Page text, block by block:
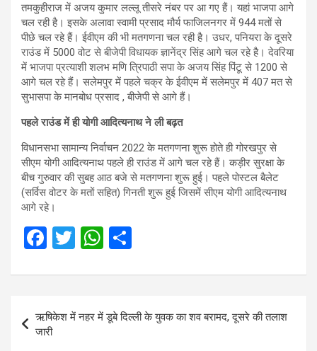
तमकुहीराज में अजय कुमार लल्लू तीसरे नंबर पर आ गए हैं। यहां भाजपा आगे
चल रही है। इसके अलावा स्वामी प्रसाद मौर्य फाजिलनगर में 944 मतों से
पीछे चल रहे हैं। ईवीएम की भी मतगणना चल रही है। उधर, पनियरा के दूसरे
राउंड में 5000 वोट से बीजेपी विधायक ज्ञानेंद्र सिंह आगे चल रहे है। देवरिया
में भाजपा प्रत्याशी शलभ मणि त्रिपाठी सपा के अजय सिंह पिंटू से 1200 से
आगे चल रहे हैं। सलेमपुर में पहले चक्र के ईवीएम में सलेमपुर में 407 मत से
सुभासपा के मानबोध प्रसाद , बीजेपी से आगे हैं।
पहले राउंड में ही योगी आद‍ित्‍यनाथ ने ली बढ़त
विधानसभा सामान्य निर्वाचन 2022 के मतगणना शुरू होते ही गोरखपुर से
सीएम योगी आद‍ित्‍यनाथ पहले ही राउंड में आगे चल रहे हैं। कड़ीर सुरक्षा के
बीच गुरुवार की सुबह आठ बजे से मतगणना शुरू हुई। पहले पोस्टल बैलेट
(सर्विस वोटर के मतों सहित) गिनती शुरू हुई ज‍िसमें सीएम योगी आद‍ित्‍यनाथ
आगे रहे।
F
ce
b
o
T
tt
er
W
at
s
A
ar
e
Post
navigation
ऋषिकेश में नहर में डूबे दिल्ली के युवक का शव बरामद, दूसरे की तलाश
जारी